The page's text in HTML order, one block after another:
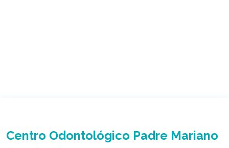
Centro Odontológico Padre Mariano